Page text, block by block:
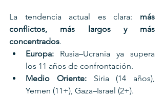
La tendencia actual es clara: más
conflictos, más largos y más
concentrados.
Europa: Rusia–Ucrania ya supera
los 11 años de confrontación.
Medio Oriente: Siria (14 años),
Yemen (11+), Gaza–Israel (2+).